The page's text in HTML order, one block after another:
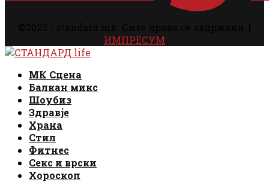
ИМПРЕСУМ
Facebook
Instagram
Email
Rss
МК Сцена
Балкан микс
Шоубиз
Здравје
Храна
Стил
Фитнес
Секс и врски
Хороскоп